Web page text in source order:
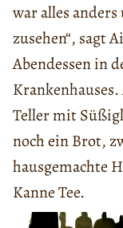
war alles
zusehen“, sagt
Abendessen in
Teller mit
noch ein Brot,
hausgemachte
Kanne Tee.